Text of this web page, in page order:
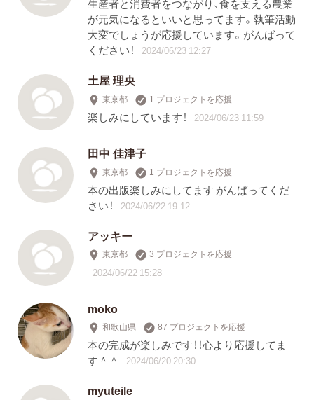
生産者と消費者をつながり、食を支える農業
が元気になるといいと思ってます。執筆活動
大変でしょうが応援しています。がんばって
ください！
2024/06/23 12:27
土屋 理央
東京都 1 プロジェクトを応援
楽しみにしています！ 2024/06/23 11:59
田中 佳津子
東京都 1 プロジェクトを応援
本の出版楽しみにしてます がんばってくだ
さい！
2024/06/22 19:12
アッキー
東京都 3 プロジェクトを応援
2024/06/22 15:28
moko
和歌山県 87 プロジェクトを応援
本の完成が楽しみです！！心より応援してま
す＾＾
2024/06/20 20:30
myuteile